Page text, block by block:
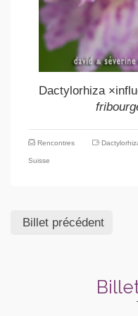
Dactylorhiza
Rencontres
Suisse
Billet précédent